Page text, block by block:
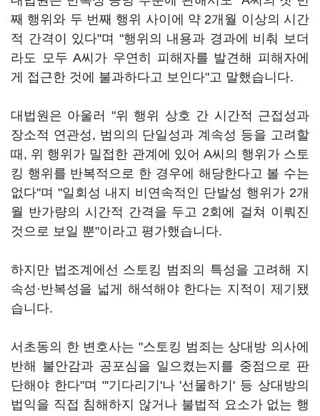
째 행위와 두 번째 행위 사이에 약 2개월 이상의 시간
적 간격이 있다"며 "행위의 내용과 경과에 비춰 보더
라도 모두 A씨가 우연히 피해자를 발견해 피해자에
게 접근한 것에 불과하다고 보인다"고 말했습니다.
대법원은 아울러 "위 행위 상호 간 시간적 근접성과
장소적 연관성, 범의의 단일성과 계속성 등을 고려할
때, 위 행위가 밀접한 관계에 있어 A씨의 행위가 스토
킹 행위를 반복적으로 한 경우에 해당한다고 볼 수는
없다"며 "일회성 내지 비연속적인 단발성 행위가 2개
월 반가량의 시간적 간격을 두고 2회에 걸쳐 이뤄진
것으로 보일 뿐"이라고 평가했습니다.
하지만 법조계에선 스토킹 범죄의 특성을 고려해 지
속성·반복성을 넓게 해석해야 한다는 지적이 제기됐
습니다.
서초동의 한 변호사는 "스토킹 범죄는 상대방 의사에
반해 불안감과 공포심을 일으켰는지를 중점으로 판
단해야 한다"며 "'기다리기'나 '선물하기' 등 상대방의
법익을 직접 침해하지 않거나 불법적 요소가 없는 행